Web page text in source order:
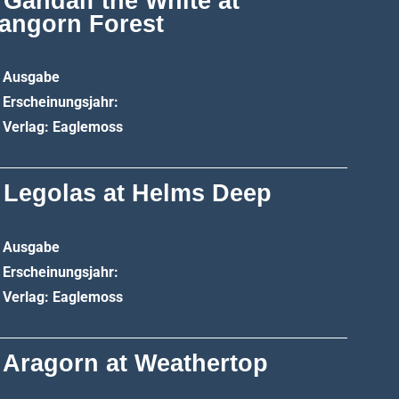
Forest
Ausgabe
Erscheinungsjahr:
Verlag: Eaglemoss
Legolas at Helms Deep
Ausgabe
Erscheinungsjahr:
Verlag: Eaglemoss
at Weathertop